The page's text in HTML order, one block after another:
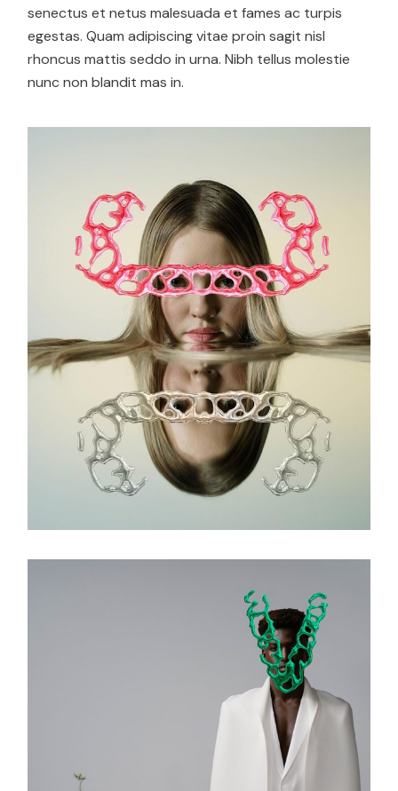
senectus et netus malesuada et fames ac turpis
egestas. Quam adipiscing vitae proin sagit nisl
rhoncus mattis seddo in urna. Nibh tellus molestie
nunc non blandit mas in.